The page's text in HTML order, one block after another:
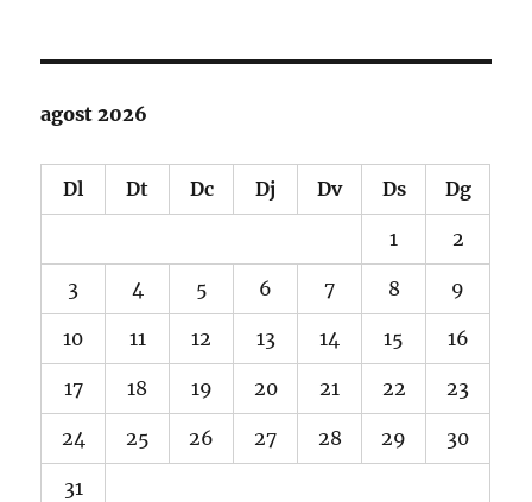
agost 2026
Dl Dt Dc Dj Dv Ds Dg
1 2
3 4 5 6 7 8 9
10 11 12 13 14 15 16
17 18 19 20 21 22 23
24 25 26 27 28 29 30
31